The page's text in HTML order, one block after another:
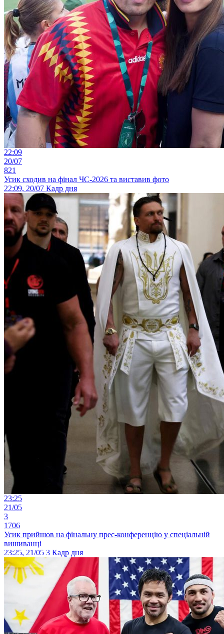
22:09
20/07
821
Усик сходив на фінал ЧС-2026 та виставив фото
22:09, 20/07 Кадр дня
23:25
21/05
3
1706
Усик прийшов на фінальну прес-конференцію у спеціальній
вишиванці
23:25, 21/05 3 Кадр дня